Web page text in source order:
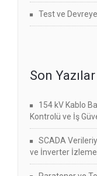
Test ve
Son Yazılar
154 kV Kablo
Kontrolü ve İş
SCADA
ve İnverter İzleme